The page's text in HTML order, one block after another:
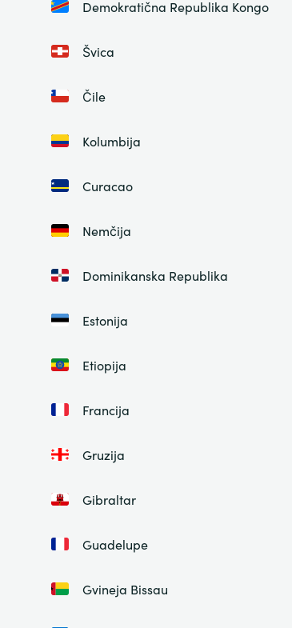
Demokratična Republika Kongo
Švica
Čile
Kolumbija
Curacao
Nemčija
Dominikanska Republika
Estonija
Etiopija
Francija
Gruzija
Gibraltar
Guadelupe
Gvineja Bissau